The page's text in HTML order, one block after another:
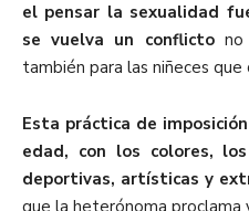
el pensar la sexualidad
se vuelva un conflictono
también para las niñeces que
Esta práctica de
edad, con los colores,
deportivas, artísticas y